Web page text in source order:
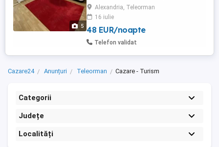
5
farmacii, Profi, Penny, Carrefour, Cinema.
Se poate închiria pe 24 ore cu suma de
250 lei sau pe 3 ore cu suma de 150 lei. -
Centrală proprie, -Frigider, -Mașină de
spălat, -Cuptor cu microunde, -Veselă
Alexandria, Teleorman
16 iulie
48 EUR/noapte
Telefon validat
Cazare24 Anunțuri Teleorman Cazare - Turism
Categorii
Județe
Localități